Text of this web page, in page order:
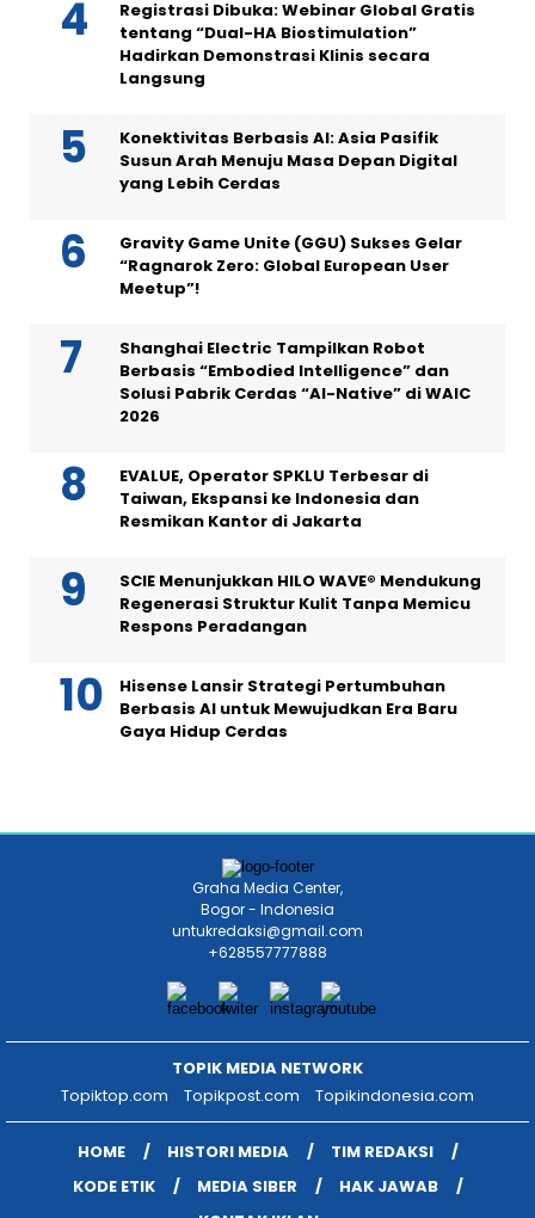
Registrasi Dibuka: Webinar Global Gratis
tentang “Dual-HA Biostimulation”
Hadirkan Demonstrasi Klinis secara
Langsung
Konektivitas Berbasis AI: Asia Pasifik
Susun Arah Menuju Masa Depan Digital
yang Lebih Cerdas
Gravity Game Unite (GGU) Sukses Gelar
“Ragnarok Zero: Global European User
Meetup”!
Shanghai Electric Tampilkan Robot
Berbasis “Embodied Intelligence” dan
Solusi Pabrik Cerdas “AI-Native” di WAIC
2026
EVALUE, Operator SPKLU Terbesar di
Taiwan, Ekspansi ke Indonesia dan
Resmikan Kantor di Jakarta
SCIE Menunjukkan HILO WAVE® Mendukung
Regenerasi Struktur Kulit Tanpa Memicu
Respons Peradangan
Hisense Lansir Strategi Pertumbuhan
Berbasis AI untuk Mewujudkan Era Baru
Gaya Hidup Cerdas
Graha Media Center,
Bogor - Indonesia
untukredaksi@gmail.com
+628557777888
TOPIK MEDIA NETWORK
Topiktop.com
Topikpost.com Topikindonesia.com
HOME HISTORI MEDIA
TIM REDAKSI
KODE ETIK
MEDIA SIBER
HAK JAWAB